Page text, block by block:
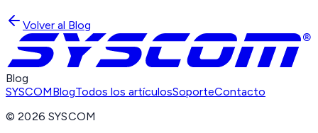
Volver al Blog
Blog
SYSCOMBlogTodos los artículosSoporteContacto
©2026 SYSCOM